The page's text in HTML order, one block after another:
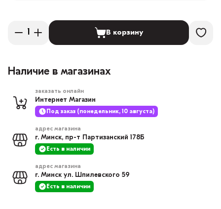
В корзину
Наличие в магазинах
заказать онлайн
Интернет Магазин
Под заказ (понедельник, 10 августа)
адрес магазина
г. Минск, пр-т Партизанский 178Б
Есть в наличии
адрес магазина
г. Минск ул. Шпилевского 59
Есть в наличии